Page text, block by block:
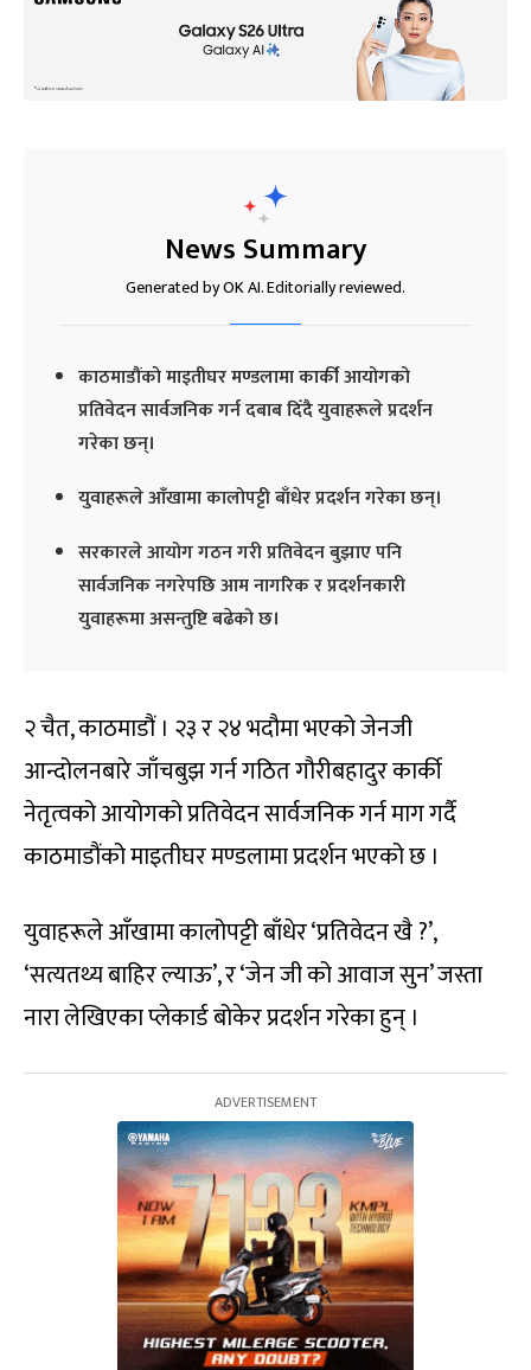
News Summary
Generated by OK AI. Editorially reviewed.
काठमाडौंको माइतीघर मण्डलामा कार्की आयोगको
प्रतिवेदन सार्वजनिक गर्न दबाब दिँदै युवाहरूले प्रदर्शन
गरेका छन्।
युवाहरूले आँखामा कालोपट्टी बाँधेर प्रदर्शन गरेका छन्।
सरकारले आयोग गठन गरी प्रतिवेदन बुझाए पनि
सार्वजनिक नगरेपछि आम नागरिक र प्रदर्शनकारी
युवाहरूमा असन्तुष्टि बढेको छ।
२ चैत, काठमाडौं । २३ र २४ भदौमा भएको जेनजी
आन्दोलनबारे जाँचबुझ गर्न गठित गौरीबहादुर कार्की
नेतृत्वको आयोगको प्रतिवेदन सार्वजनिक गर्न माग गर्दै
काठमाडौंको माइतीघर मण्डलामा प्रदर्शन भएको छ ।
युवाहरूले आँखामा कालोपट्टी बाँधेर ‘प्रतिवेदन खै ?’,
‘सत्यतथ्य बाहिर ल्याऊ’, र ‘जेन जी को आवाज सुन’ जस्ता
नारा लेखिएका प्लेकार्ड बोकेर प्रदर्शन गरेका हुन् ।